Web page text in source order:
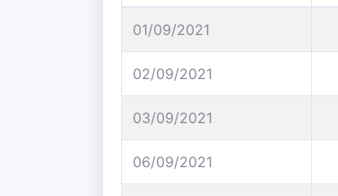
01/09/2021
02/09/2021
03/09/2021
06/09/2021